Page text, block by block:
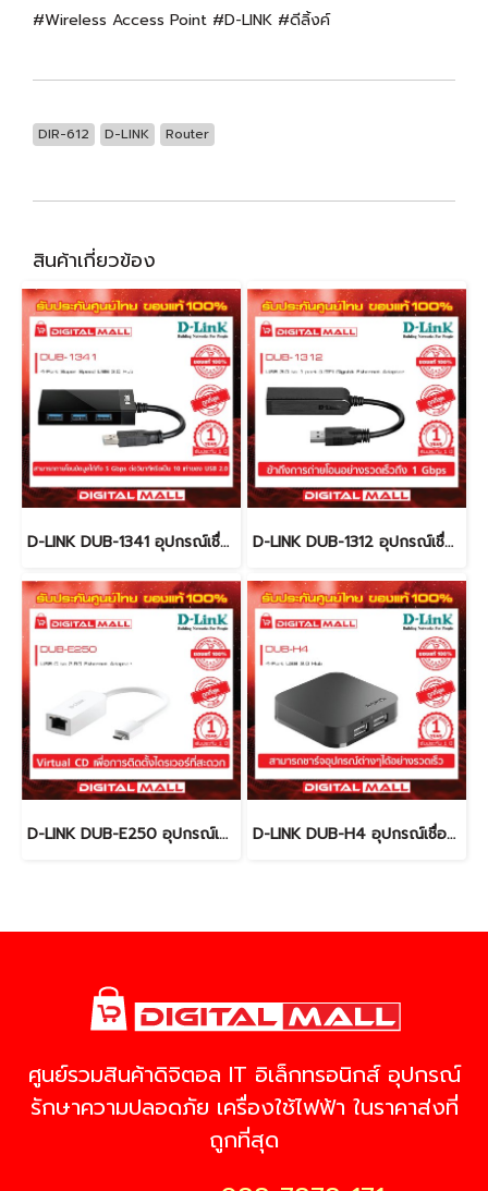
#Wireless Access Point #D-LINK #ดีลิ้งค์
DIR-612 D-LINK Router
สินค้าเกี่ยวข้อง
D-LINK DUB-1341 อุปกรณ์เชื่อมต่อสัญญาณ (USB Hub) D-LINK DUB-1312 อุปกรณ์เชื่อมต่อสัญญาณ (Ethernet Adapter )
D-LINK DUB-E250 อุปกรณ์เชื่อมต่อสัญญาณ (ETHERNET ADAPTER) D-LINK DUB-H4 อุปกรณ์เชื่อมต่อสัญญาณ (USB Hub)
ศูนย์รวมสินค้าดิจิตอล IT อิเล็กทรอนิกส์ อุปกรณ์
รักษาความปลอดภัย เครื่องใช้ไฟฟ้า ในราคาส่งที่
ถูกที่สุด